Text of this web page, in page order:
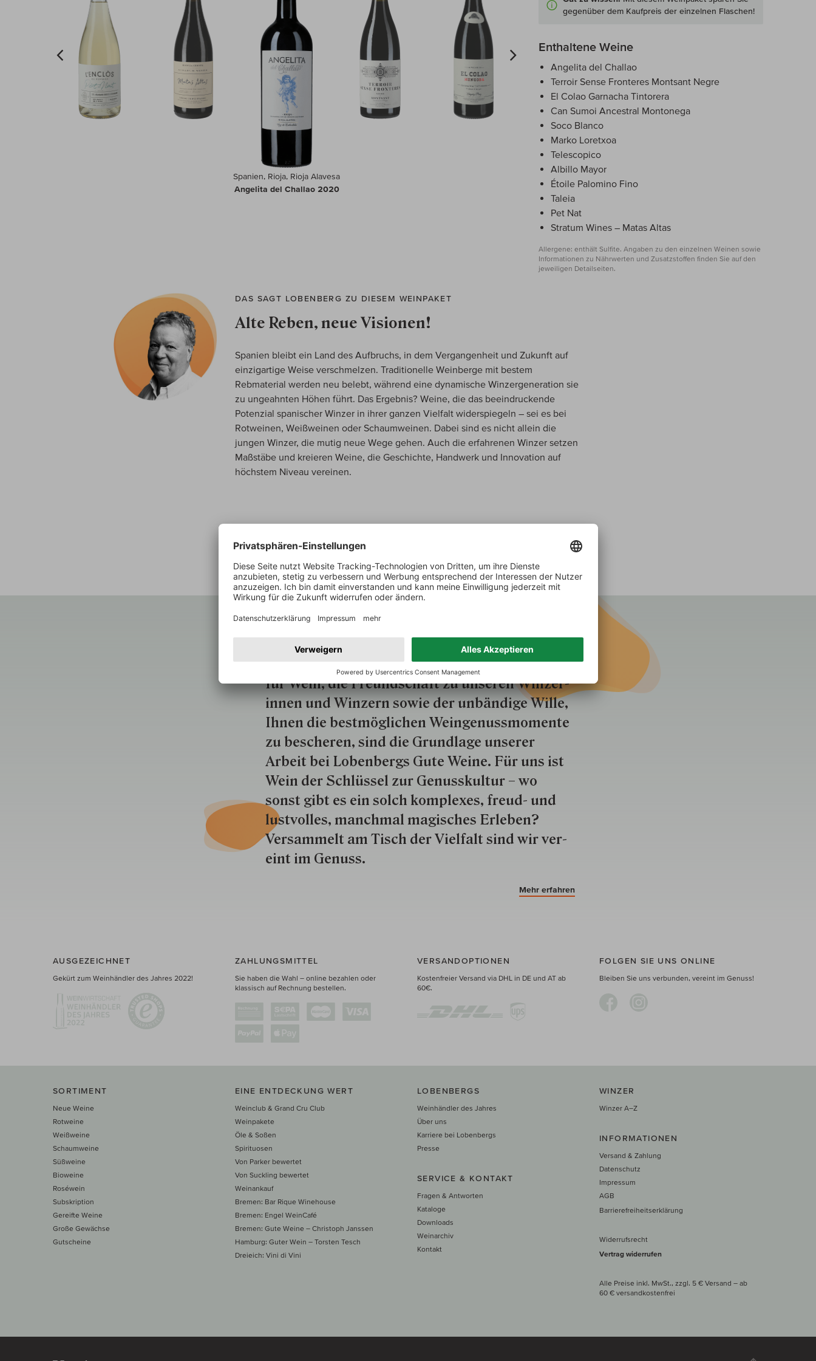
Spanien, Rioja, Rioja Alavesa
Angelita del Challao 2020
gegenüber dem Kaufpreis der einzelnen Flaschen!
Enthaltene Weine
Angelita del Challao
Terroir Sense Fronteres Montsant Negre
El Colao Garnacha Tintorera
Can Sumoi Ancestral Montonega
Soco Blanco
Marko Loretxoa
Telescopico
Albillo Mayor
Étoile Palomino Fino
Taleia
Pet Nat
Stratum Wines – Matas Altas
Allergene: enthält Sulfite. Angaben zu den einzelnen Weinen sowie
Informationen zu Nährwerten und Zusatzstoffen finden Sie auf den
jeweiligen Detailseiten.
DAS SAGT LOBENBERG ZU DIESEM WEINPAKET
Alte Reben, neue Visionen!
Spanien bleibt ein Land des Aufbruchs, in dem Vergangenheit und Zukunft auf
einzigartige Weise verschmelzen. Traditionelle Weinberge mit bestem
Rebmaterial werden neu belebt, während eine dynamische Winzergeneration sie
zu ungeahnten Höhen führt. Das Ergebnis? Weine, die das beeindruckende
Potenzial spanischer Winzer in ihrer ganzen Vielfalt widerspiegeln – sei es bei
Rotweinen, Weißweinen oder Schaumweinen. Dabei sind es nicht allein die
jungen Winzer, die mutig neue Wege gehen. Auch die erfahrenen Winzer setzen
Maßstäbe und kreieren Weine, die Geschichte, Handwerk und Innovation auf
höchstem Niveau vereinen.
ÜBER UNS
Eine an Besessenheit gren­zende Lei­den­schaft
für Wein, die Freund­schaft zu unseren Win­zer­
innen und Win­zern so­wie der un­bän­dige Wille,
Ihnen die best­mög­lich­en Wein­genuss­momente
zu besche­ren, sind die Grund­lage unserer
Arbeit bei Lobenbergs Gute Weine. Für uns ist
Wein der Schlüs­sel zur Genuss­kultur – wo
sonst gibt es ein solch kom­plexes, freud- und
lustvolles, manchmal ma­gisch­es Er­le­ben?
Versammelt am Tisch der Vielfalt sind wir ver­
eint im Genuss.
Mehr erfahren
AUSGEZEICHNET
Gekürt zum Weinhändler des Jahres 2022!
ZAHLUNGSMITTEL
Sie haben die Wahl – online bezahlen oder
klassisch auf Rechnung bestellen.
VERSANDOPTIONEN
Kostenfreier Versand via DHL in DE und AT ab
60€.
FOLGEN SIE UNS ONLINE
Bleiben Sie uns verbunden, vereint im Genuss!
SORTIMENT
Neue Weine
Rotweine
Weißweine
Schaumweine
Süßweine
Bioweine
Roséwein
Subskription
Gereifte Weine
Große Gewächse
Gutscheine
EINE ENTDECKUNG WERT
Weinclub & Grand Cru Club
Weinpakete
Öle & Soßen
Spirituosen
Von Parker bewertet
Von Suckling bewertet
Weinankauf
Bremen: Bar Rique Winehouse
Bremen: Engel WeinCafé
Bremen: Gute Weine – Christoph Janssen
Hamburg: Guter Wein – Torsten Tesch
Dreieich: Vini di Vini
LOBENBERGS
Weinhändler des Jahres
Über uns
Karriere bei Lobenbergs
Presse
SERVICE & KONTAKT
Fragen & Antworten
Kataloge
Downloads
Weinarchiv
Kontakt
WINZER
Winzer A–Z
INFORMATIONEN
Versand & Zahlung
Datenschutz
Impressum
AGB
Barrierefreiheitserklärung
Widerrufsrecht
Vertrag widerrufen
Alle Preise inkl. MwSt., zzgl. 5 € Versand – ab
60 € versand­kosten­frei